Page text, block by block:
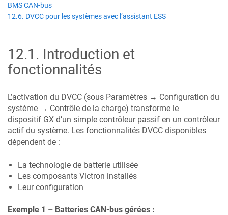
BMS CAN-bus
12.6. DVCC pour les systèmes avec l’assistant ESS
12.1 . Introduction et
fonctionnalités
L’activation du DVCC (sous Paramètres → Configuration du
système → Contrôle de la charge) transforme le
dispositif GX d’un simple contrôleur passif en un contrôleur
actif du système. Les fonctionnalités DVCC disponibles
dépendent de :
La technologie de batterie utilisée
Les composants Victron installés
Leur configuration
Exemple 1 – Batteries CAN-bus gérées :